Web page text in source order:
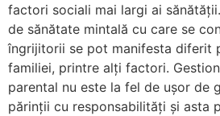
factori sociali mai largi ai
de sănătate mintală cu care se
îngrijitorii se pot manifesta diferit
familiei, printre alți factori.
parental nu este la fel de ușor de
părinții cu responsabilități și asta